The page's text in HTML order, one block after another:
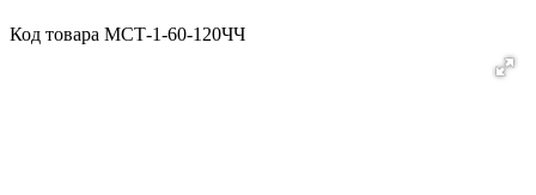
Код товара MСТ-1-60-120ЧЧ